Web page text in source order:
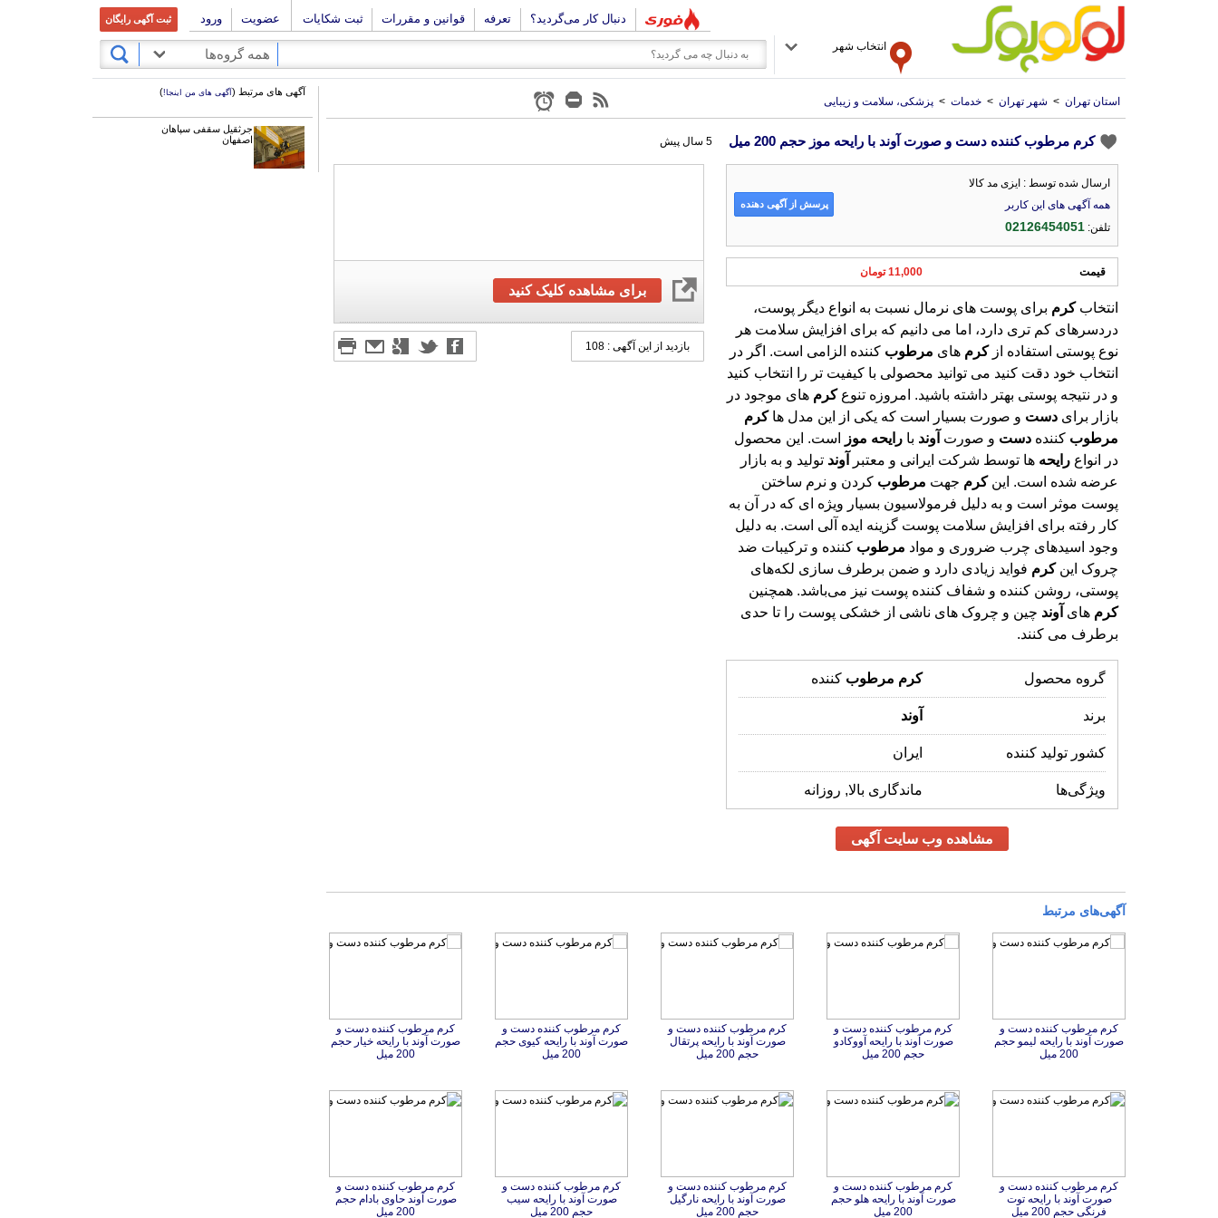
دنبال کار می‌گردید؟ تعرفه قوانین و مقررات ثبت شکایات عضویت ورود ثبت آگهی رایگان
انتخاب شهر
همه گروه‌ها
استان تهران > شهر تهران > خدمات > پزشکی، سلامت و زیبایی
کرم مرطوب کننده دست و صورت آوند با رایحه موز حجم 200 میل 5 سال پیش
برای مشاهده کلیک کنید
بازدید از این آگهی : 108
ارسال شده توسط : ایزی مد کالا
همه آگهی های این کاربر
تلفن:02126454051
پرسش از آگهی دهنده
قیمت 11,000 تومان
انتخابکرم برای پوست های نرمال نسبت به انواع دیگر پوست،
دردسرهای کم تری دارد، اما می دانیم که برای افزایش سلامت هر
نوع پوستی استفاده ازکرم های مرطوب کننده الزامی است. اگر در
انتخاب خود دقت کنید می توانید محصولی با کیفیت تر را انتخاب کنید
و در نتیجه پوستی بهتر داشته باشید. امروزه تنوعکرم های موجود در
بازار برای دست و صورت بسیار است که یکی از این مدل هاکرم
مرطوب کننده دست و صورت آوند با رایحه موز
است. این محصول
در انواع رایحه ها توسط شرکت ایرانی و معتبر آوند تولید و به بازار
عرضه شده است. اینکرم جهت مرطوب کردن و نرم ساختن
پوست موثر است و به دلیل فرمولاسیون بسیار ویژه ای که در آن به
کار رفته برای افزایش سلامت پوست گزینه ایده آلی است. به دلیل
وجود اسیدهای چرب ضروری و مواد مرطوب کننده و ترکیبات ضد
چروک اینکرم فواید زیادی دارد و ضمن برطرف سازی لکه‌های
پوستی، روشن کننده و شفاف کننده پوست نیز می‌باشد. همچنین
کرم های آوند چین و چروک‌ های ناشی از خشکی پوست را تا حدی
برطرف می کنند.
گروه محصول کرم مرطوب کننده
برند آوند
کشور تولید کننده ایران
ویژگی‌ها ماندگاری بالا, روزانه
مشاهده وب سایت آگهی
آگهی‌های مرتبط
کرم مرطوب کننده دست و
صورت آوند با رایحه لیمو حجم
200 میل
کرم مرطوب کننده دست و
صورت آوند با رایحه آووکادو
حجم 200 میل
کرم مرطوب کننده دست و
صورت آوند با رایحه پرتقال
حجم 200 میل
کرم مرطوب کننده دست و
صورت آوند با رایحه کیوی حجم
200 میل
کرم مرطوب کننده دست و
صورت آوند با رایحه خیار حجم
200 میل
کرم مرطوب کننده دست و
صورت آوند با رایحه توت
فرنگی حجم 200 میل
کرم مرطوب کننده دست و
صورت آوند با رایحه هلو حجم
200 میل
کرم مرطوب کننده دست و
صورت آوند با رایحه نارگیل
حجم 200 میل
کرم مرطوب کننده دست و
صورت آوند با رایحه سیب
حجم 200 میل
کرم مرطوب کننده دست و
صورت آوند حاوی بادام حجم
200 میل
آگهی های مرتبط (آگهی های من اینجا!)
جرثقیل سقفی سپاهان
اصفهان